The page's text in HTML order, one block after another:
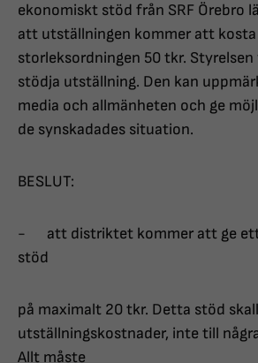
ekonomiskt stöd från SRF Örebro
att utställningen kommer att kosta
storleksordningen 50 tkr.
stödja utställning. Den kan
media och allmänheten och ge
de synskadades situation.
BESLUT:
- att distriktet kommer att ge
stöd
på maximalt 20 tkr. Detta stöd
utställningskostnader, inte till
Allt måste